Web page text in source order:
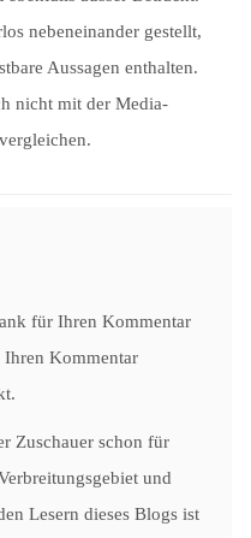
nebeneinander gestellt,
Aussagen enthalten.
nicht mit der Media-
für Ihren Kommentar
Kommentar
Zuschauer schon für
und
Lesern dieses Blogs ist